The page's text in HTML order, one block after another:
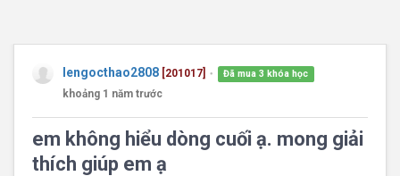
lengocthao2808 [201017] ● Đã mua 3 khóa học
khoảng 1 năm trước
em không hiểu dòng cuối ạ. mong giải
thích giúp em ạ